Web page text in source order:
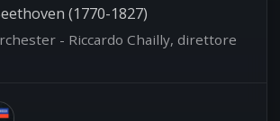
(1770-1827)
- Riccardo Chailly, direttore